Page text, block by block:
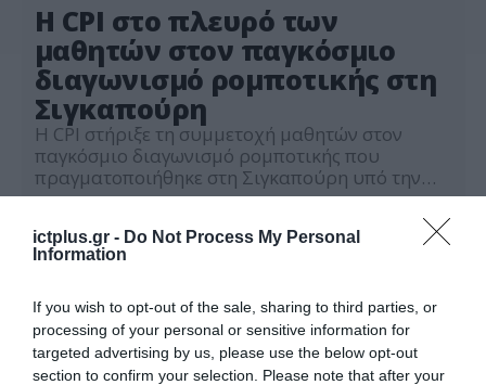
ictplus.gr - Do Not Process My Personal
Information
If you wish to opt-out of the sale, sharing to third parties, or
processing of your personal or sensitive information for
targeted advertising by us, please use the below opt-out
section to confirm your selection. Please note that after your
Η CPI στο πλευρό των
μαθητών στον παγκόσμιο
διαγωνισμό ρομποτικής στη
Σιγκαπούρη
Η CPI στήριξε τη συμμετοχή μαθητών στον
παγκόσμιο διαγωνισμό ρομποτικής που
πραγματοποιήθηκε στη Σιγκαπούρη υπό την
αιγίδα της WRO Hellas. Στον διαγωνισμό
συμμετείχαν τρεις μαθητές της Γ’ Γυμνασίου,
μέλη της ομάδας STEMEDU03. Η ομάδα
προκρίθηκε αρχικά στους προκριματικούς
τελικό που διεξήχθη στην Αθήνα, στο OTE
Academy, τον Ιούνιο […]